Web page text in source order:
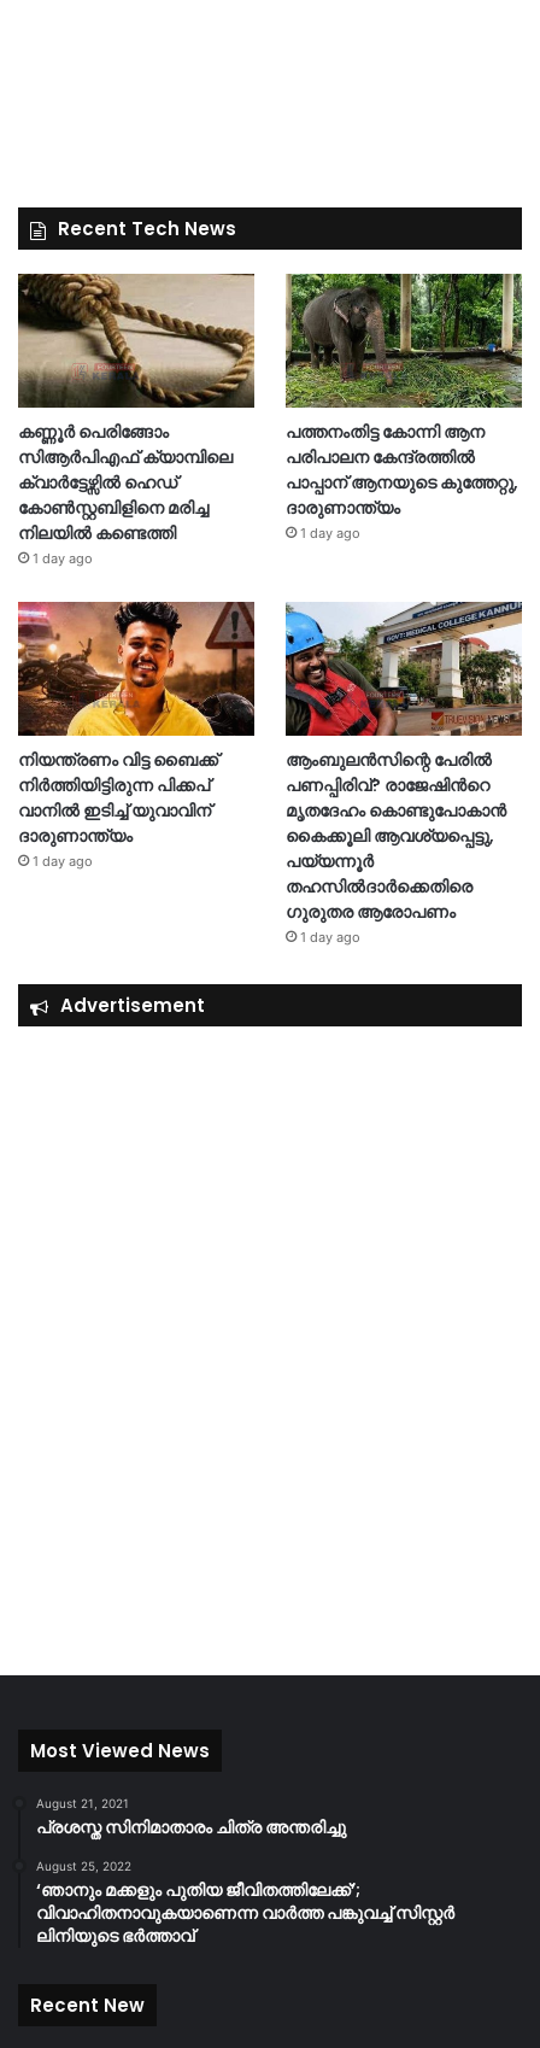
Recent Tech News
കണ്ണൂർ പെരിങ്ങോം
സിആർപിഎഫ് ക്യാമ്പിലെ
ക്വാർട്ടേഴ്സിൽ ഹെഡ്
കോൺസ്റ്റബിളിനെ മരിച്ച
നിലയിൽ കണ്ടെത്തി
1 day ago
പത്തനംതിട്ട കോന്നി ആന
പരിപാലന കേന്ദ്രത്തിൽ
പാപ്പാന് ആനയുടെ കുത്തേറ്റു,
ദാരുണാന്ത്യം
1 day ago
നിയന്ത്രണം വിട്ട ബൈക്ക്
നിർത്തിയിട്ടിരുന്ന പിക്കപ്
വാനിൽ ഇടിച്ച് യുവാവിന്
ദാരുണാന്ത്യം
1 day ago
ആംബുലൻസിന്റെ പേരിൽ
പണപ്പിരിവ്? രാജേഷിന്‍റെ
മൃതദേഹം കൊണ്ടുപോകാൻ
കൈക്കൂലി ആവശ്യപ്പെട്ടു,
പയ്യന്നൂർ
തഹസിൽദാർക്കെതിരെ
ഗുരുതര ആരോപണം
1 day ago
Advertisement
Most Viewed News
August 21, 2021
പ്രശസ്ത സിനിമാതാരം ചിത്ര അന്തരിച്ചു
August 25, 2022
‘ഞാനും മക്കളും പുതിയ ജീവിതത്തിലേക്ക്’;
വിവാഹിതനാവുകയാണെന്ന വാർത്ത പങ്കുവച്ച് സിസ്റ്റർ
ലിനിയുടെ ഭർത്താവ്
Recent New